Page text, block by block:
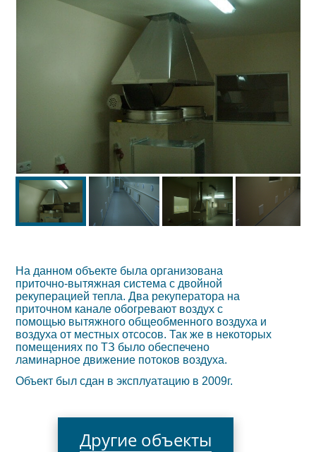
На данном объекте была организована
приточно-вытяжная система с двойной
рекуперацией тепла. Два рекуператора на
приточном канале обогревают воздух с
помощью вытяжного общеобменного воздуха и
воздуха от местных отсосов. Так же в некоторых
помещениях по ТЗ было обеспечено
ламинарное движение потоков воздуха.
Объект был сдан в эксплуатацию в 2009г.
Другие объекты